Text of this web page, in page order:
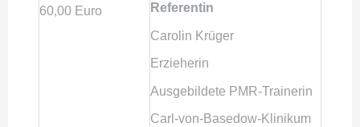
60,00 Euro Referentin
Carolin Krüger
Erzieherin
Ausgebildete PMR-Trainerin
Carl-von-Basedow-Klinikum